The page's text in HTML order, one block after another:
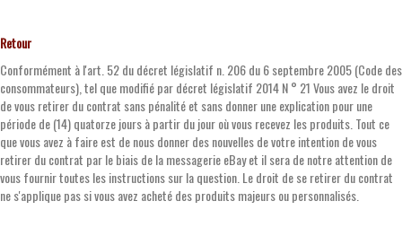
Retour
Conformément à l'art. 52 du décret législatif n. 206 du 6 septembre 2005 (Code des
consommateurs), tel que modifié par décret législatif 2014 N ° 21 Vous avez le droit
de vous retirer du contrat sans pénalité et sans donner une explication pour une
période de (14) quatorze jours à partir du jour où vous recevez les produits. Tout ce
que vous avez à faire est de nous donner des nouvelles de votre intention de vous
retirer du contrat par le biais de la messagerie eBay et il sera de notre attention de
vous fournir toutes les instructions sur la question. Le droit de se retirer du contrat
ne s'applique pas si vous avez acheté des produits majeurs ou personnalisés.